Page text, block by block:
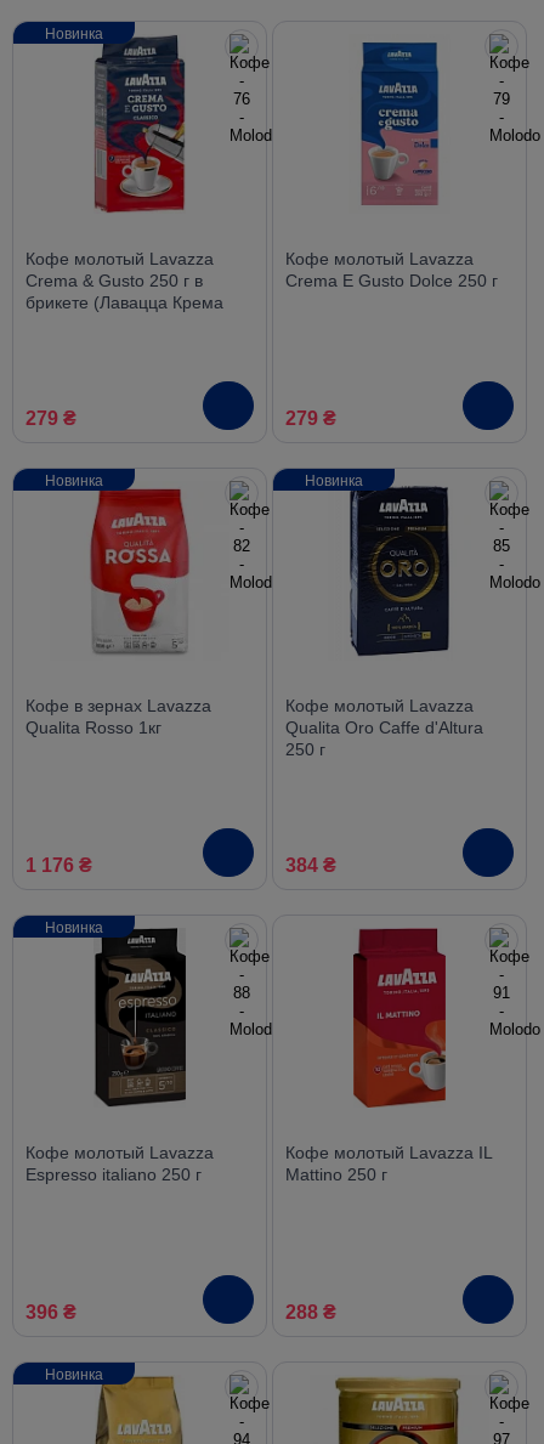
Кофе молотый Lavazza
Crema & Gusto 250 г в
брикете (Лавацца Крема
279 ₴
Новинка
Кофе молотый Lavazza
Crema E Gusto Dolce 250 г
279 ₴
Кофе в зернах Lavazza
Qualita Rosso 1кг
1 176 ₴
Новинка
Кофе молотый Lavazza
Qualita Oro Caffe d'Altura
250 г
384 ₴
Новинка
Кофе молотый Lavazza
Espresso italiano 250 г
396 ₴
Новинка
Кофе молотый Lavazza IL
Mattino 250 г
288 ₴
Новинка